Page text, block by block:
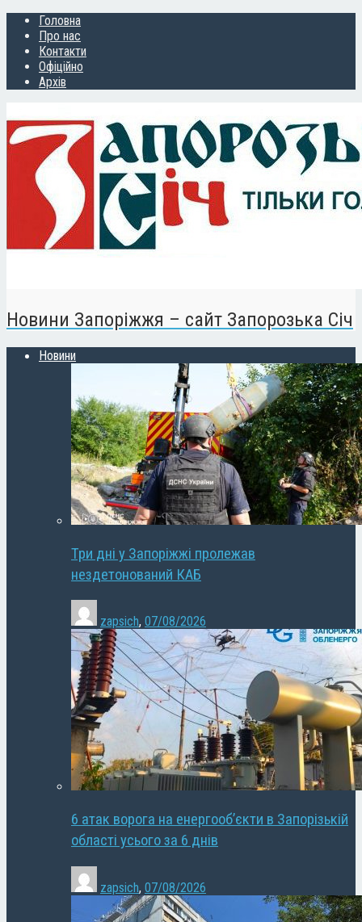
Головна
Про нас
Контакти
Офіційно
Архів
Новини Запоріжжя – сайт Запорозька Січ
Новини
Три дні у Запоріжжі пролежав
нездетонований КАБ
zapsich, 07/08/2026
6 атак ворога на енергооб’єкти в Запорізькій
області усього за 6 днів
zapsich, 07/08/2026